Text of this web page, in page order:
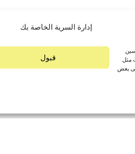
إدارة السرية الخاصة بك
مثل
بعض
قبول
الخاص بنا وتواصل مع فريقنا